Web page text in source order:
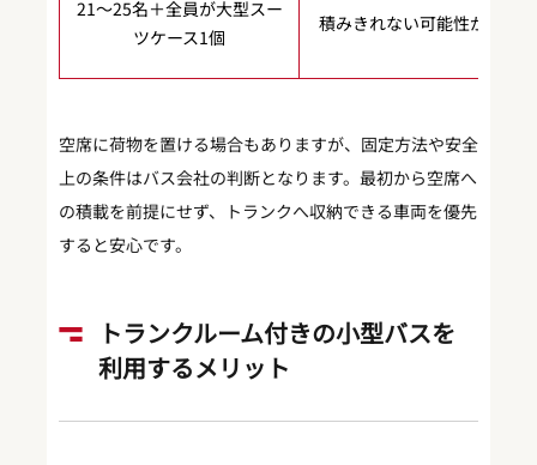
21〜25名＋全員が大型スー
ツケース1個
積みきれない可能性が高い
空席に荷物を置ける場合もありますが、固定方法や安全
上の条件はバス会社の判断となります。最初から空席へ
の積載を前提にせず、トランクへ収納できる車両を優先
すると安心です。
トランクルーム付きの小型バスを
利用するメリット